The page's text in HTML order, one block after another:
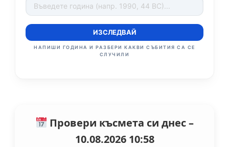
ИЗСЛЕДВАЙ
НАПИШИ ГОДИНА И РАЗБЕРИ КАКВИ СЪБИТИЯ СА СЕ
СЛУЧИЛИ
Провери късмета си днес –
10.08.2026 10:58